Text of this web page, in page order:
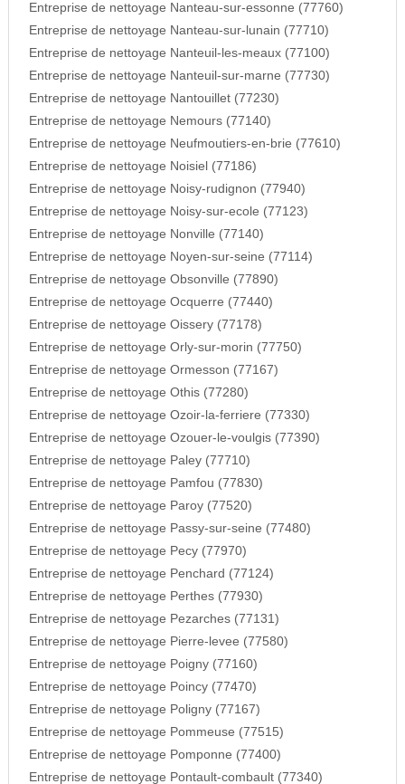
Entreprise de nettoyage Nanteau-sur-essonne (77760)
Entreprise de nettoyage Nanteau-sur-lunain (77710)
Entreprise de nettoyage Nanteuil-les-meaux (77100)
Entreprise de nettoyage Nanteuil-sur-marne (77730)
Entreprise de nettoyage Nantouillet (77230)
Entreprise de nettoyage Nemours (77140)
Entreprise de nettoyage Neufmoutiers-en-brie (77610)
Entreprise de nettoyage Noisiel (77186)
Entreprise de nettoyage Noisy-rudignon (77940)
Entreprise de nettoyage Noisy-sur-ecole (77123)
Entreprise de nettoyage Nonville (77140)
Entreprise de nettoyage Noyen-sur-seine (77114)
Entreprise de nettoyage Obsonville (77890)
Entreprise de nettoyage Ocquerre (77440)
Entreprise de nettoyage Oissery (77178)
Entreprise de nettoyage Orly-sur-morin (77750)
Entreprise de nettoyage Ormesson (77167)
Entreprise de nettoyage Othis (77280)
Entreprise de nettoyage Ozoir-la-ferriere (77330)
Entreprise de nettoyage Ozouer-le-voulgis (77390)
Entreprise de nettoyage Paley (77710)
Entreprise de nettoyage Pamfou (77830)
Entreprise de nettoyage Paroy (77520)
Entreprise de nettoyage Passy-sur-seine (77480)
Entreprise de nettoyage Pecy (77970)
Entreprise de nettoyage Penchard (77124)
Entreprise de nettoyage Perthes (77930)
Entreprise de nettoyage Pezarches (77131)
Entreprise de nettoyage Pierre-levee (77580)
Entreprise de nettoyage Poigny (77160)
Entreprise de nettoyage Poincy (77470)
Entreprise de nettoyage Poligny (77167)
Entreprise de nettoyage Pommeuse (77515)
Entreprise de nettoyage Pomponne (77400)
Entreprise de nettoyage Pontault-combault (77340)